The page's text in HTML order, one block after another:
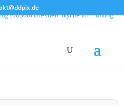
(00366) Dresden Skyline im Frühling